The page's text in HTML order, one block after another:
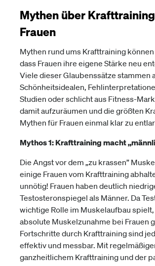
Mythen über
Frauen
Mythen rund ums Krafttraining
dass Frauen ihre eigene Stärke neu
Viele dieser Glaubenssätze stammen
Schönheitsidealen,
Studien oder schlicht aus Fitness-
damit aufzuräumen und die größten
Mythen für Frauen einmal klar zu
Mythos 1: Krafttraining macht
Die Angst vor dem „zu krassen”
einige Frauen vom Krafttraining
unnötig! Frauen haben deutlich
Testosteronspiegel als Männer. Da
wichtige Rolle im Muskelaufbau spielt,
absolute Muskelzunahme bei Frauen
Fortschritte durch Krafttraining sind
effektiv und messbar. Mit
ganzheitlichem Krafttraining und der